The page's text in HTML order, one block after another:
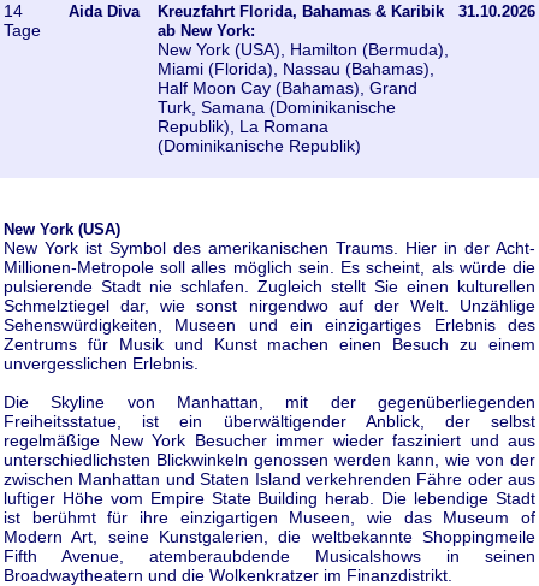
14
Tage
Aida Diva
Kreuzfahrt Florida, Bahamas & Karibik
ab New York:
New York (USA), Hamilton (Bermuda),
Miami (Florida), Nassau (Bahamas),
Half Moon Cay (Bahamas), Grand
Turk, Samana (Dominikanische
Republik), La Romana
(Dominikanische Republik)
31.10.2026
New York (USA)
New York ist Symbol des amerikanischen Traums. Hier in der Acht-
Millionen-Metropole soll alles möglich sein. Es scheint, als würde die
pulsierende Stadt nie schlafen. Zugleich stellt Sie einen kulturellen
Schmelztiegel dar, wie sonst nirgendwo auf der Welt. Unzählige
Sehenswürdigkeiten, Museen und ein einzigartiges Erlebnis des
Zentrums für Musik und Kunst machen einen Besuch zu einem
unvergesslichen Erlebnis.
Die Skyline von Manhattan, mit der gegenüberliegenden
Freiheitsstatue, ist ein überwältigender Anblick, der selbst
regelmäßige New York Besucher immer wieder fasziniert und aus
unterschiedlichsten Blickwinkeln genossen werden kann, wie von der
zwischen Manhattan und Staten Island verkehrenden Fähre oder aus
luftiger Höhe vom Empire State Building herab. Die lebendige Stadt
ist berühmt für ihre einzigartigen Museen, wie das Museum of
Modern Art, seine Kunstgalerien, die weltbekannte Shoppingmeile
Fifth Avenue, atemberaubdende Musicalshows in seinen
Broadwaytheatern und die Wolkenkratzer im Finanzdistrikt.